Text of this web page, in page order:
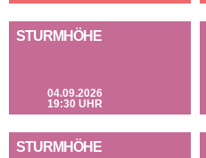
STURMHÖHE
04.09.2026
19:30 UHR
STURMHÖHE